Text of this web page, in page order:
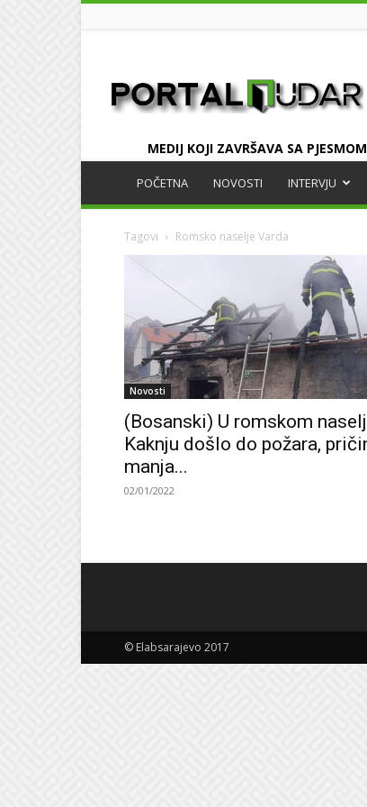
MEDIJ KOJI ZAVRŠAVA SA PJESMOM
POČETNA NOVOSTI INTERVJU
Tagovi Romsko naselje Varda
Novosti
(Bosanski) U romskom
Kaknju došlo do požara,
manja...
02/01/2022
© Elabsarajevo 2017